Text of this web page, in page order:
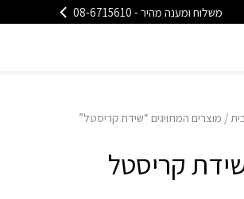
ומענה מהיר - 08-6715610
/ מוצרים המתויגים “שידת קריסטל”
קריסטל